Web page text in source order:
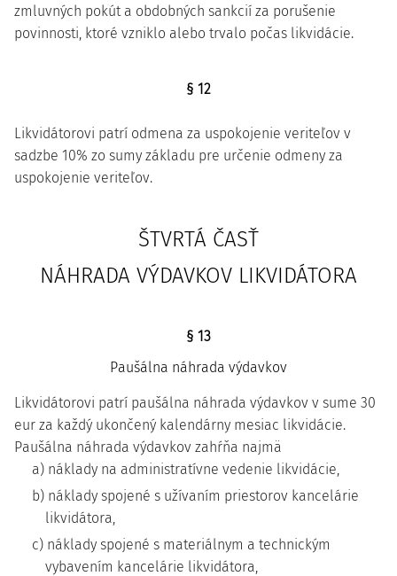
zmluvných pokút a obdobných sankcií za porušenie
povinnosti, ktoré vzniklo alebo trvalo počas likvidácie.
§ 12
Likvidátorovi patrí odmena za uspokojenie veriteľov v
sadzbe 10% zo sumy základu pre určenie odmeny za
uspokojenie veriteľov.
ŠTVRTÁ ČASŤ
NÁHRADA VÝDAVKOV LIKVIDÁTORA
§ 13
Paušálna náhrada výdavkov
Likvidátorovi patrí paušálna náhrada výdavkov v sume 30
eur za každý ukončený kalendárny mesiac likvidácie.
Paušálna náhrada výdavkov zahŕňa najmä
a) náklady na administratívne vedenie likvidácie,
b) náklady spojené s užívaním priestorov kancelárie
likvidátora,
c) náklady spojené s materiálnym a technickým
vybavením kancelárie likvidátora,